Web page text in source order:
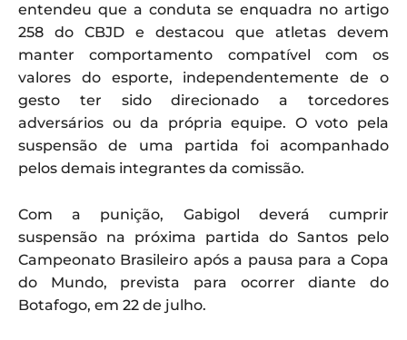
entendeu que a conduta se enquadra no artigo
258 do CBJD e destacou que atletas devem
manter comportamento compatível com os
valores do esporte, independentemente de o
gesto ter sido direcionado a torcedores
adversários ou da própria equipe. O voto pela
suspensão de uma partida foi acompanhado
pelos demais integrantes da comissão.
Com a punição, Gabigol deverá cumprir
suspensão na próxima partida do Santos pelo
Campeonato Brasileiro após a pausa para a Copa
do Mundo, prevista para ocorrer diante do
Botafogo, em 22 de julho.